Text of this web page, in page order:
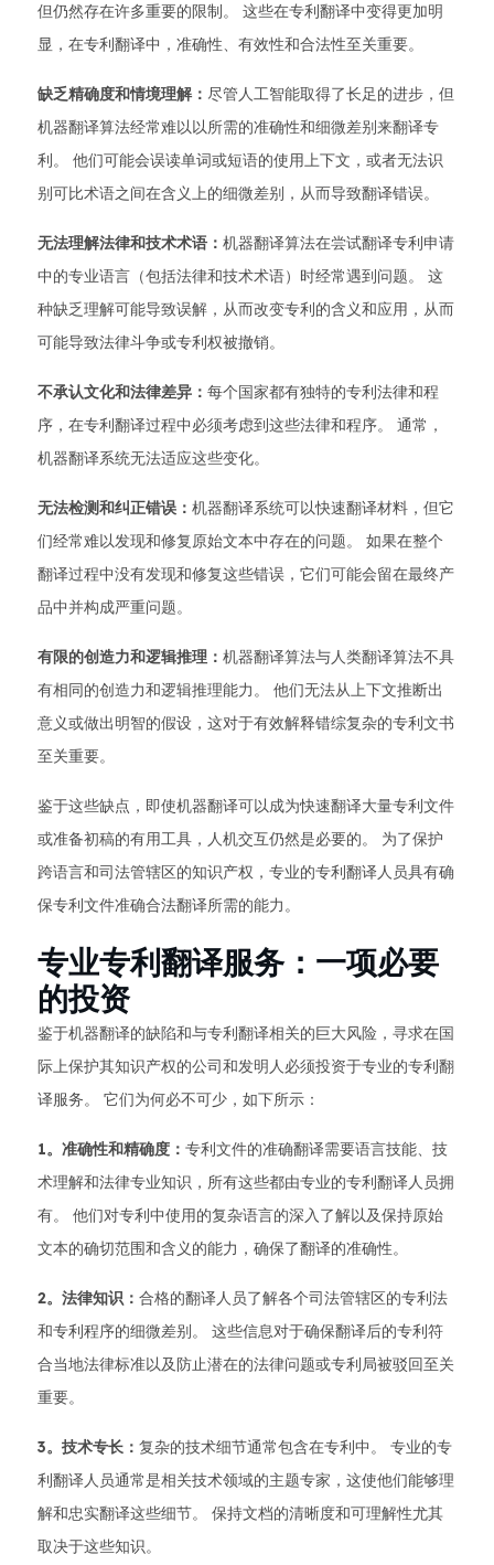
但仍然存在许多重要的限制。 这些在专利翻译中变得更加明
显，在专利翻译中，准确性、有效性和合法性至关重要。
缺乏精确度和情境理解： 尽管人工智能取得了长足的进步，但
机器翻译算法经常难以以所需的准确性和细微差别来翻译专
利。 他们可能会误读单词或短语的使用上下文，或者无法识
别可比术语之间在含义上的细微差别，从而导致翻译错误。
无法理解法律和技术术语： 机器翻译算法在尝试翻译专利申请
中的专业语言（包括法律和技术术语）时经常遇到问题。 这
种缺乏理解可能导致误解，从而改变专利的含义和应用，从而
可能导致法律斗争或专利权被撤销。
不承认文化和法律差异： 每个国家都有独特的专利法律和程
序，在专利翻译过程中必须考虑到这些法律和程序。 通常，
机器翻译系统无法适应这些变化。
无法检测和纠正错误： 机器翻译系统可以快速翻译材料，但它
们经常难以发现和修复原始文本中存在的问题。 如果在整个
翻译过程中没有发现和修复这些错误，它们可能会留在最终产
品中并构成严重问题。
有限的创造力和逻辑推理： 机器翻译算法与人类翻译算法不具
有相同的创造力和逻辑推理能力。 他们无法从上下文推断出
意义或做出明智的假设，这对于有效解释错综复杂的专利文书
至关重要。
鉴于这些缺点，即使机器翻译可以成为快速翻译大量专利文件
或准备初稿的有用工具，人机交互仍然是必要的。 为了保护
跨语言和司法管辖区的知识产权，专业的专利翻译人员具有确
保专利文件准确合法翻译所需的能力。
专业专利翻译服务：一项必要
的投资
鉴于机器翻译的缺陷和与专利翻译相关的巨大风险，寻求在国
际上保护其知识产权的公司和发明人必须投资于专业的专利翻
译服务。 它们为何必不可少，如下所示：
1。准确性和精确度： 专利文件的准确翻译需要语言技能、技
术理解和法律专业知识，所有这些都由专业的专利翻译人员拥
有。 他们对专利中使用的复杂语言的深入了解以及保持原始
文本的确切范围和含义的能力，确保了翻译的准确性。
2。法律知识： 合格的翻译人员了解各个司法管辖区的专利法
和专利程序的细微差别。 这些信息对于确保翻译后的专利符
合当地法律标准以及防止潜在的法律问题或专利局被驳回至关
重要。
3。技术专长： 复杂的技术细节通常包含在专利中。 专业的专
利翻译人员通常是相关技术领域的主题专家，这使他们能够理
解和忠实翻译这些细节。 保持文档的清晰度和可理解性尤其
取决于这些知识。